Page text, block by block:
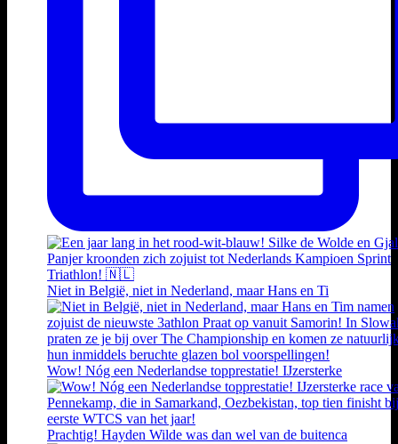
Niet in België, niet in Nederland, maar Hans en Ti
Wow! Nóg een Nederlandse topprestatie! IJzersterke
Prachtig! Hayden Wilde was dan wel van de buitenca